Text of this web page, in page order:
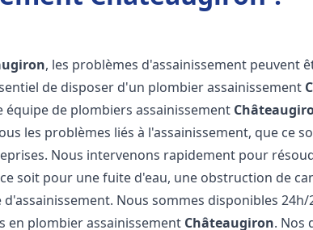
, les problèmes d'assainissement peuvent
de disposer d'un plombier assainissement
équipe de plombiers assainissement
les problèmes liés à l'assainissement, que ce
Nous intervenons rapidement pour
soit pour une fuite d'eau, une obstruction de
Nous sommes disponibles
en plombier assainissement Châteaugiron. Nos